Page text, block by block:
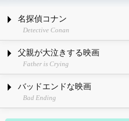
名探偵コナン
Detective Conan
父親が大泣きする映画
Father is Crying
バッドエンドな映画
Bad Ending